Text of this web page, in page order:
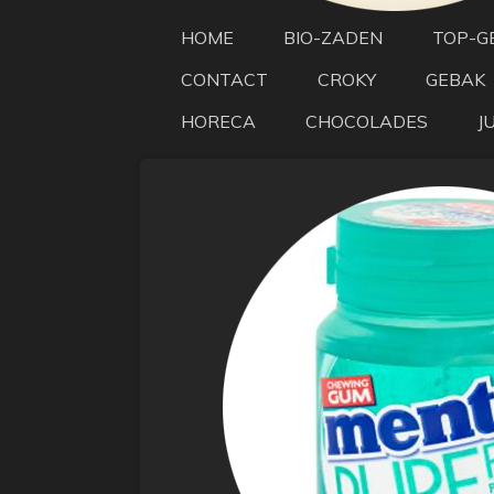
HOME BIO-ZADEN TOP-
CONTACT
CROKY GEBAK
HORECA
CHOCOLADES